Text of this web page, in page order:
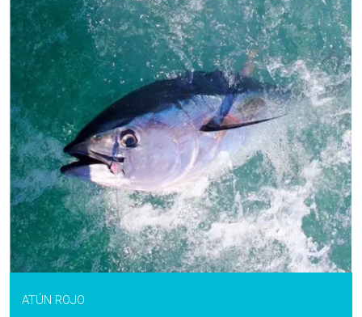
ATÚN ROJO